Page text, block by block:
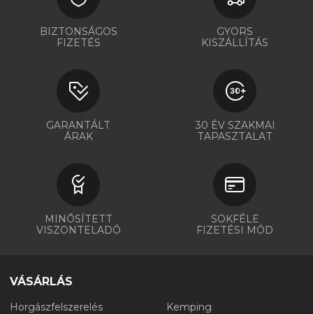
BIZTONSÁGOS
FIZETÉS
GYORS
KISZÁLLÍTÁS
GARANTÁLT
ÁRAK
30 ÉV SZAKMAI
TAPASZTALAT
MINŐSÍTETT
VISZONTELADÓ
SOKFÉLE
FIZETÉSI MÓD
VÁSÁRLÁS
Horgászfelszerelés
Kemping